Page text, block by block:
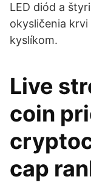
LED diód a
okysličenia
kyslíkom.
Live
coin
cap